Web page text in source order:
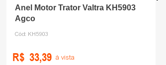
Anel Motor Trator Valtra KH5903
Agco
Cód: KH5903
R$ 33,39 à vista